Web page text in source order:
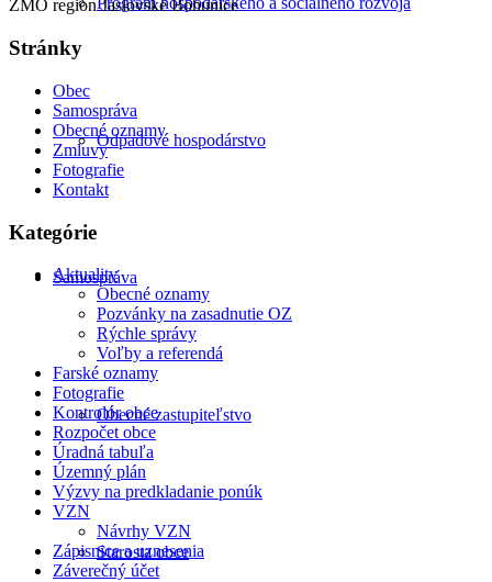
Odpadové hospodárstvo
Samospráva
Obecné zastupiteľstvo
Starosta obce
ZMO región Jaslovské Bohunice
Stránky
Obec
Samospráva
Obecné oznamy
Zmluvy
Fotografie
Kontakt
Kategórie
Aktuality
Obecné oznamy
Pozvánky na zasadnutie OZ
Rýchle správy
Voľby a referendá
Farské oznamy
Fotografie
Kontrolór obce
Rozpočet obce
Úradná tabuľa
Územný plán
Výzvy na predkladanie ponúk
VZN
Návrhy VZN
Zápisnice a uznesenia
Záverečný účet